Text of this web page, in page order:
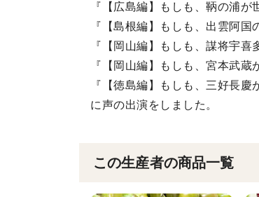
『【広島編】もしも、鞆の浦が
『【島根編】もしも、出雲阿国
『【岡山編】もしも、謀将宇喜
『【岡山編】もしも、宮本武蔵
『【徳島編】もしも、三好長慶
に声の出演をしました。
この生産者の商品一覧